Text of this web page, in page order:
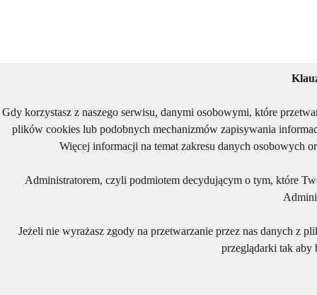
Gdy korzystasz z naszego serwisu, danymi osobowymi, które
plików cookies lub podobnych mechanizmów zapisywania
Więcej informacji na temat zakresu danych osobowych
Administratorem, czyli podmiotem decydującym o tym, które
Jeżeli nie wyrażasz zgody na przetwarzanie przez nas danych z
przeglądarki tak aby